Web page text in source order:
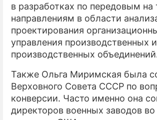
в разработках по передовым на
направлениям в области
проектирования
управления производственных
производственных
Также Ольга Миримская была
Верховного Совета СССР по
конверсии. Часто именно она
директоров военных заводов